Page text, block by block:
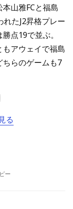
山雅FCと福島
たJ2昇格プレー
点19で並ぶ。
アウェイで福島
らのゲームも7
る
ー